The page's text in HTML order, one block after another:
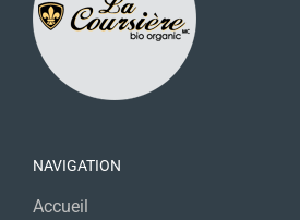
NAVIGATION
Accueil